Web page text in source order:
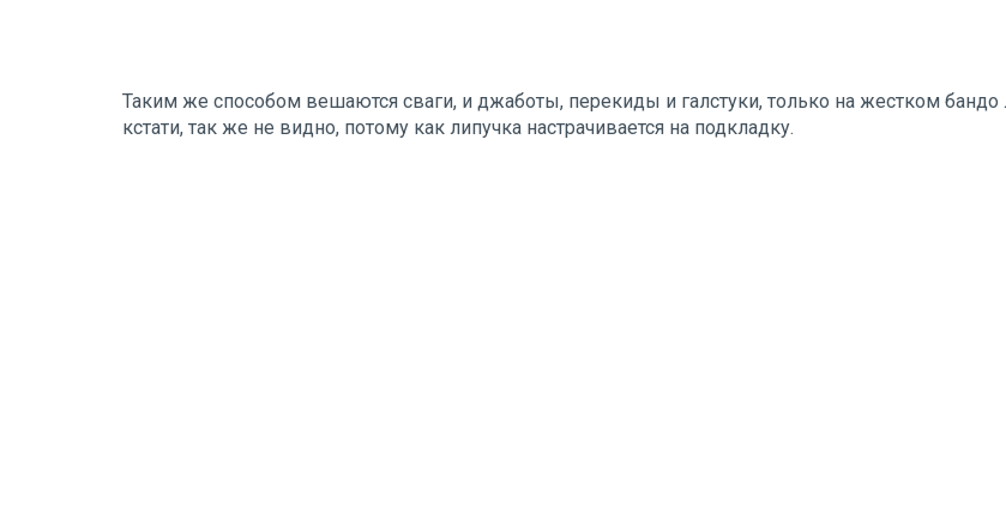
Таким же способом вешаются сваги, и джаботы, перекиды и галстуки, только на жестком бандо
кстати, так же не видно, потому как липучка настрачивается на подкладку.